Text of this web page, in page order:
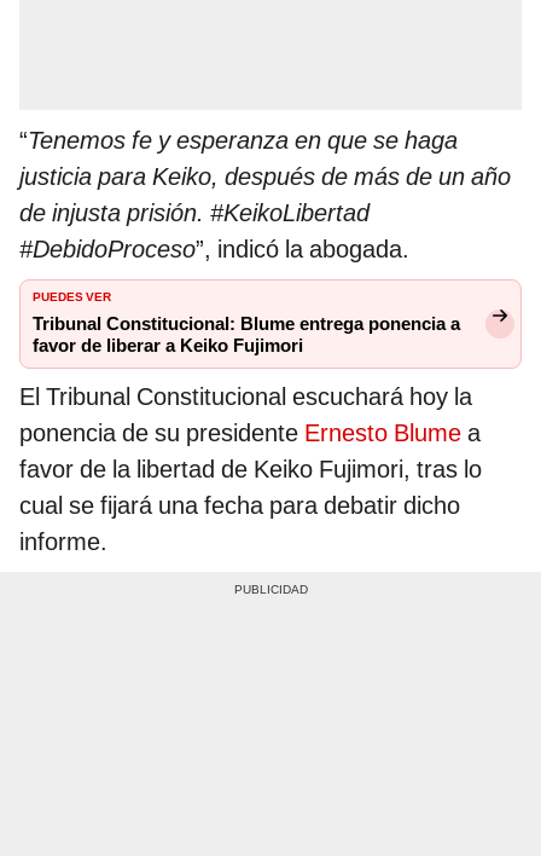
“Tenemos fe y esperanza en que se haga
justicia para Keiko, después de más de un año
de injusta prisión. #KeikoLibertad
#DebidoProceso”, indicó la abogada.
PUEDES VER
Tribunal Constitucional: Blume entrega ponencia a
favor de liberar a Keiko Fujimori
El Tribunal Constitucional escuchará hoy la
ponencia de su presidente Ernesto Blume a
favor de la libertad de Keiko Fujimori, tras lo
cual se fijará una fecha para debatir dicho
informe.